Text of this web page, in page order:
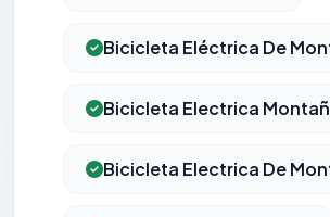
Bicicleta Eléctrica De
Bicicleta Electrica
Bicicleta Electrica De